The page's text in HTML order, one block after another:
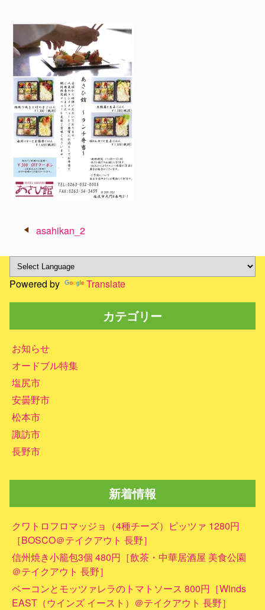
ナ
ビ
ゲ
ー
ョ
ン
asahikan_2
Powered by Translate
カテゴリー
お知らせ
オードブル特集
塩尻市
安曇野市
松本市
諏訪市
長野市
新着情報
クワトロフロマッジョ（4種チーズ）ピッツァ 1280円
［BOSCO＠テイクアウト 長野］
信州焼き小籠包3個 480円［飲茶・中華居酒屋 美食公園
＠テイクアウト 長野］
ベーコンとモッツァレラのトマトソース 800円［Winds
EAST（ウインズ イースト）＠テイクアウト 長野］